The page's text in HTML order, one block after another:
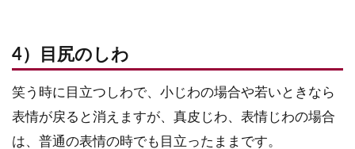
4）目尻のしわ
笑う時に目立つしわで、小じわの場合や若いときなら
表情が戻ると消えますが、真皮じわ、表情じわの場合
は、普通の表情の時でも目立ったままです。